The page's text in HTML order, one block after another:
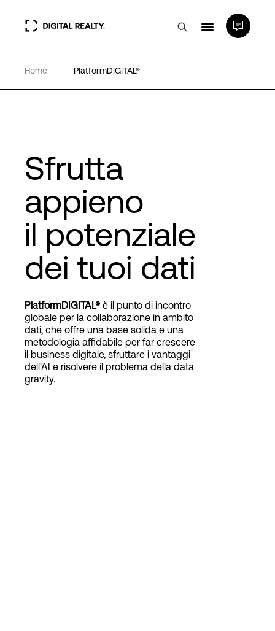
Data center
Competenze e Risorse
Chi Siamo
Language
Accesso
Home PlatformDIGITAL®
Sfrutta
appieno
il potenziale
dei tuoi dati
PlatformDIGITAL® è il punto di incontro
globale per la collaborazione in ambito
dati, che offre una base solida e una
metodologia affidabile per far crescere
il business digitale, sfruttare i vantaggi
dell'AI e risolvere il problema della data
gravity.